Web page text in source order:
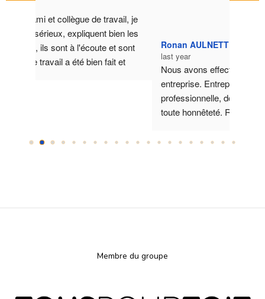
Nous avons effectué un RDV avec cette
entreprise. Entreprise sérieuse,
professionnelle, donnant des conseils en
toute honnêteté. Rien à comparer avec les
entreprises qui demarchent par téléphone, via
Membre du groupe